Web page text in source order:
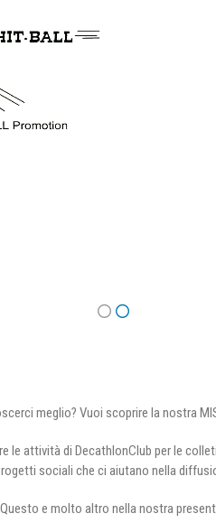
meglio? Vuoi scoprire la nostra
le attività di DecathlonClub per le
sociali che ci aiutano nella
Questo e molto altro nella nostra